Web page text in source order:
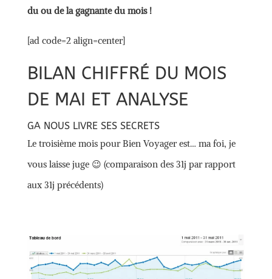
du ou de la gagnante du mois !
[ad code=2 align=center]
BILAN CHIFFRÉ DU MOIS
DE MAI ET ANALYSE
GA NOUS LIVRE SES SECRETS
Le troisième mois pour Bien Voyager est… ma foi, je
vous laisse juge 😉 (comparaison des 31j par rapport
aux 31j précédents)